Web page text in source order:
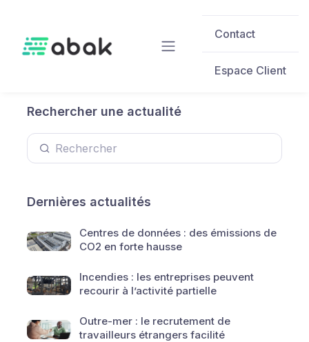
Contact
Espace Client
Rechercher une actualité
Dernières actualités
Centres de données : des émissions de
CO2 en forte hausse
Incendies : les entreprises peuvent
recourir à l’activité partielle
Outre-mer : le recrutement de
travailleurs étrangers facilité